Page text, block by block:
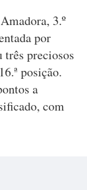
3.º
por
preciosos
posição.
a
com